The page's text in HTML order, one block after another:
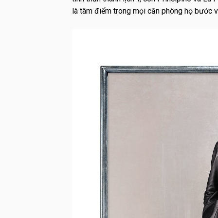
là tâm điểm trong mọi căn phòng họ bước